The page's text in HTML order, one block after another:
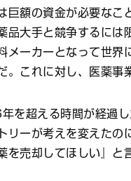
額の資金が必要なこ
品大手と競争するには
メーカーとなって世界
。これに対し、医薬事
を超える時間が経過し
リーが考えを変えたの
を売却してほしい』と